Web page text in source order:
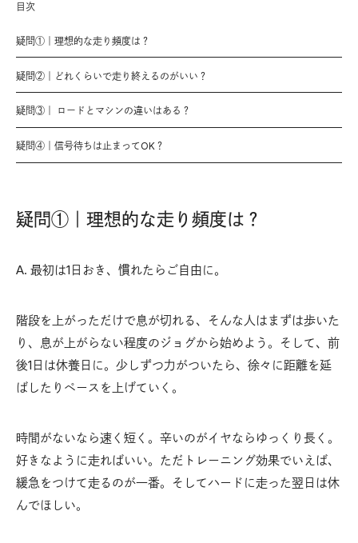
目次
疑問①｜理想的な走り頻度は？
疑問②｜どれくらいで走り終えるのがいい？
疑問③｜ ロードとマシンの違いはある？
疑問④｜信号待ちは止まってOK？
疑問①｜理想的な走り頻度は？
A. 最初は1日おき、慣れたらご自由に。
階段を上がっただけで息が切れる、そんな人はまずは歩いた
り、息が上がらない程度のジョグから始めよう。そして、前
後1日は休養日に。少しずつ力がついたら、徐々に距離を延
ばしたりペースを上げていく。
時間がないなら速く短く。辛いのがイヤならゆっくり長く。
好きなように走ればいい。ただトレーニング効果でいえば、
緩急をつけて走るのが一番。そしてハードに走った翌日は休
んでほしい。